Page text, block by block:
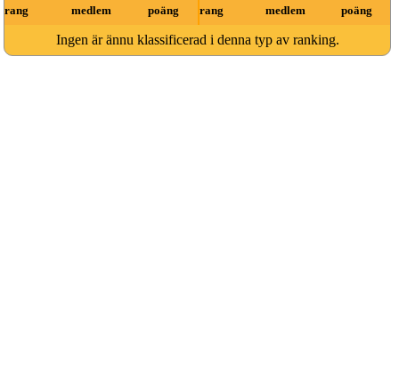
rang
medlem poäng rang medlem poäng
Ingen är ännu klassificerad i denna typ av ranking.